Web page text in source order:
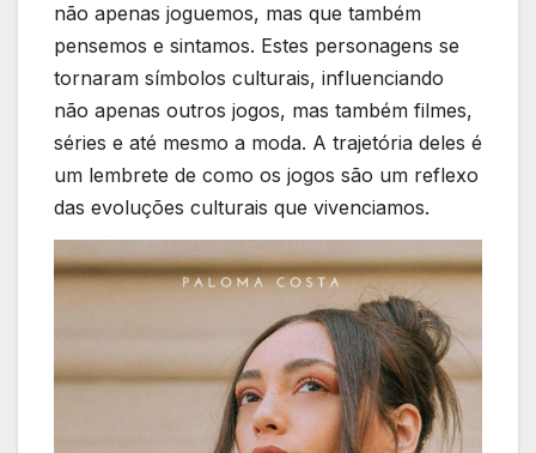
não‌ apenas joguemos, ⁣mas que também
pensemos e sintamos. Estes personagens se
tornaram símbolos ⁤culturais, influenciando
não apenas outros⁢ jogos, mas também ‍filmes,‌
séries ⁣e até mesmo​ a⁢ moda.⁢ A⁣ trajetória deles ⁤é
um lembrete‌ de como os ‍jogos⁢ são um reflexo‍
das evoluções culturais que⁢ vivenciamos.